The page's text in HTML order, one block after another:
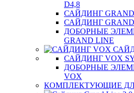
D4,8
САЙДИНГ GRAND
САЙДИНГ
ДОБОРНЫЕ
GRAND LINE
САЙДИНГ VOX
ДОБОРНЫЕ
VOX
КОМПЛЕКТУЮЩИЕ